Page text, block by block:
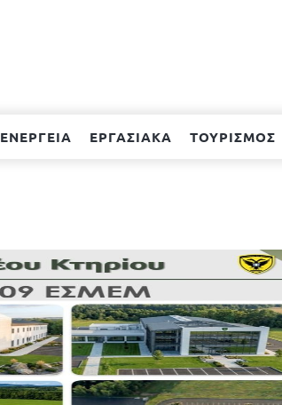
ΕΝΕΡΓΕΙΑ ΕΡΓΑΣΙΑΚΑ ΤΟΥΡΙΣΜΟΣ